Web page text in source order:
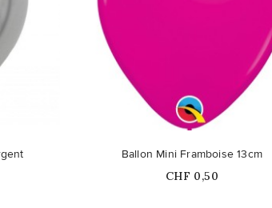
Ballon Mini Framboise 13cm
Prix
CHF 0,50